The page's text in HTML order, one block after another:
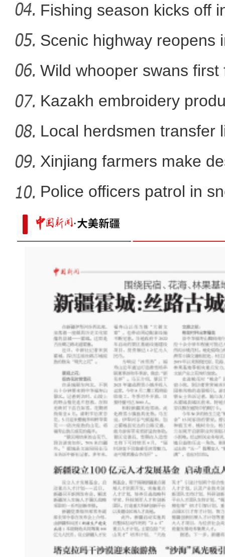
阿克苏好风景喜
打造“共享电源”新模式 助
Fishing season kicks off
Scenic highway reopens
Wild whooper swans
X
Kazakh embroidery
vil
Local herdsmen transfer
p
Xinjiang farmers make
bloom
Police officers patrol in